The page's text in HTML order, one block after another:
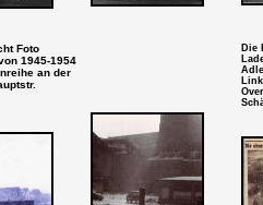
Foto
1945-1954
an der
Die